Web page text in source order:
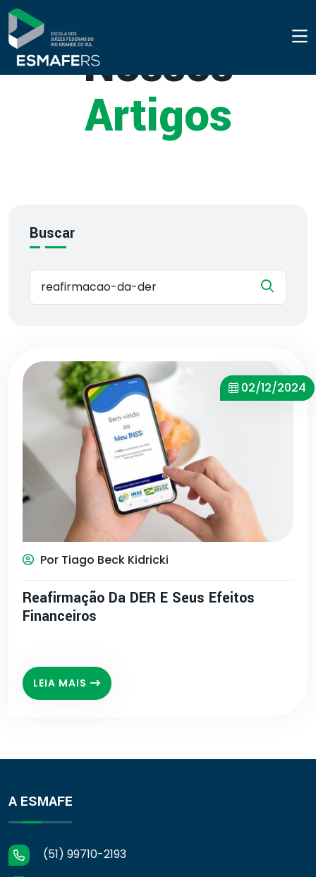
Nossos
Artigos
Buscar
02/12/2024
Por Tiago Beck Kidricki
Reafirmação Da DER E Seus Efeitos
Financeiros
LEIA MAIS
A ESMAFE
(51) 99710-2193